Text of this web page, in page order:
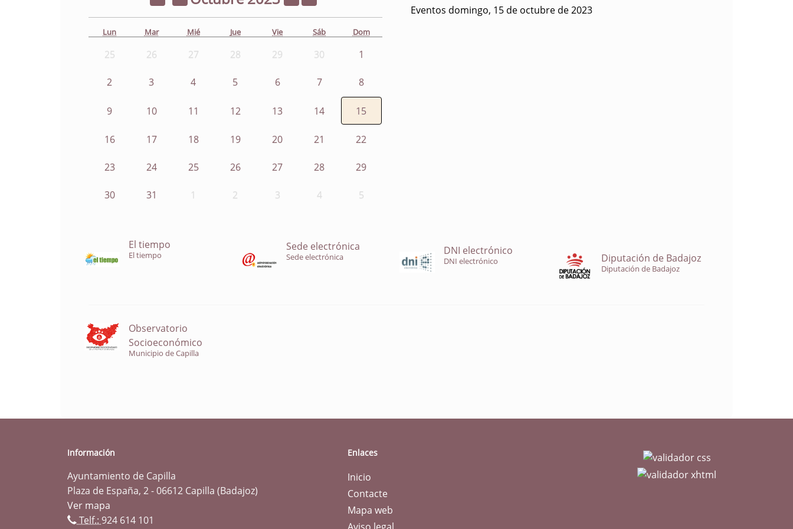
Lun Mar Mié Jue Vie Sáb Dom
25 26 27 28 29 30 1
2 3 4 5 6 7 8
9 10 11 12 13 14 15
16 17 18 19 20 21 22
23 24 25 26 27 28 29
30 31 1 2 3 4 5
Eventos domingo, 15 de octubre de 2023
El tiempo
El tiempo
Sede electrónica
Sede electrónica DNI electrónico
DNI electrónico Diputación de Badajoz
Diputación de Badajoz
Observatorio
Socioeconómico
Municipio de Capilla
Información
Ayuntamiento de Capilla
Plaza de España, 2 - 06612 Capilla (Badajoz)
Ver mapa
Telf.: 924 614 101
Enlaces
Inicio
Contacte
Mapa web